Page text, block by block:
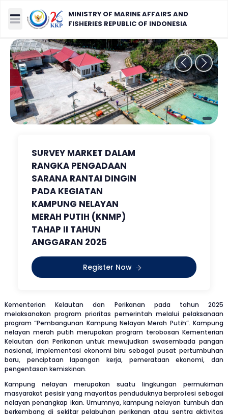
MINISTRY OF MARINE AFFAIRS AND
FISHERIES REPUBLIC OF INDONESIA
PreviousNext
SURVEY MARKET DALAM
RANGKA PENGADAAN
SARANA RANTAI DINGIN
PADA KEGIATAN
KAMPUNG NELAYAN
MERAH PUTIH (KNMP)
TAHAP II TAHUN
ANGGARAN 2025
Register Now
Kementerian Kelautan dan Perikanan pada tahun 2025
melaksanakan program prioritas pemerintah melalui pelaksanaan
program “Pembangunan Kampung Nelayan Merah Putih”. Kampung
nelayan merah putih merupakan program terobosan Kementerian
Kelautan dan Perikanan untuk mewujudkan swasembada pangan
nasional, implementasi ekonomi biru sebagai pusat pertumbuhan
baru, penciptaan lapangan kerja, pemerataan ekonomi, dan
pengentasan kemiskinan.
Kampung nelayan merupakan suatu lingkungan permukiman
masyarakat pesisir yang mayoritas penduduknya berprofesi sebagai
nelayan penangkap ikan. Umumnya, kampung nelayan tumbuh dan
berkembang di sekitar pelabuhan perikanan atau sentra aktivitas